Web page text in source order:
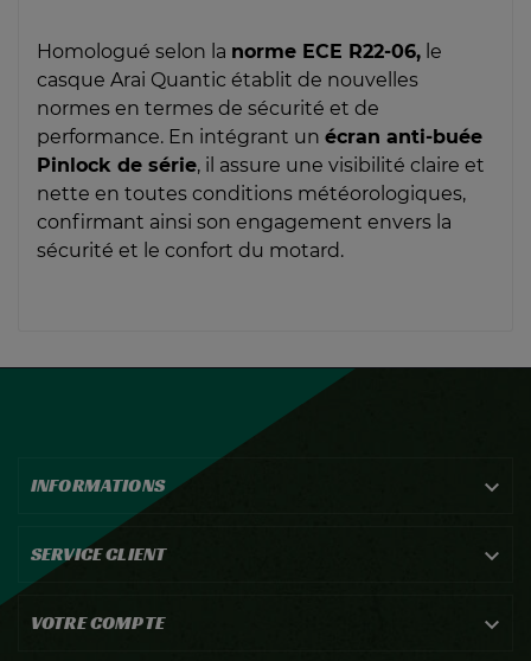
Homologué selon la norme ECE R22-06, le
casque Arai Quantic établit de nouvelles
normes en termes de sécurité et de
performance. En intégrant un écran anti-buée
Pinlock de série, il assure une visibilité claire et
nette en toutes conditions météorologiques,
confirmant ainsi son engagement envers la
sécurité et le confort du motard.
INFORMATIONS 
SERVICE CLIENT 
VOTRE COMPTE 